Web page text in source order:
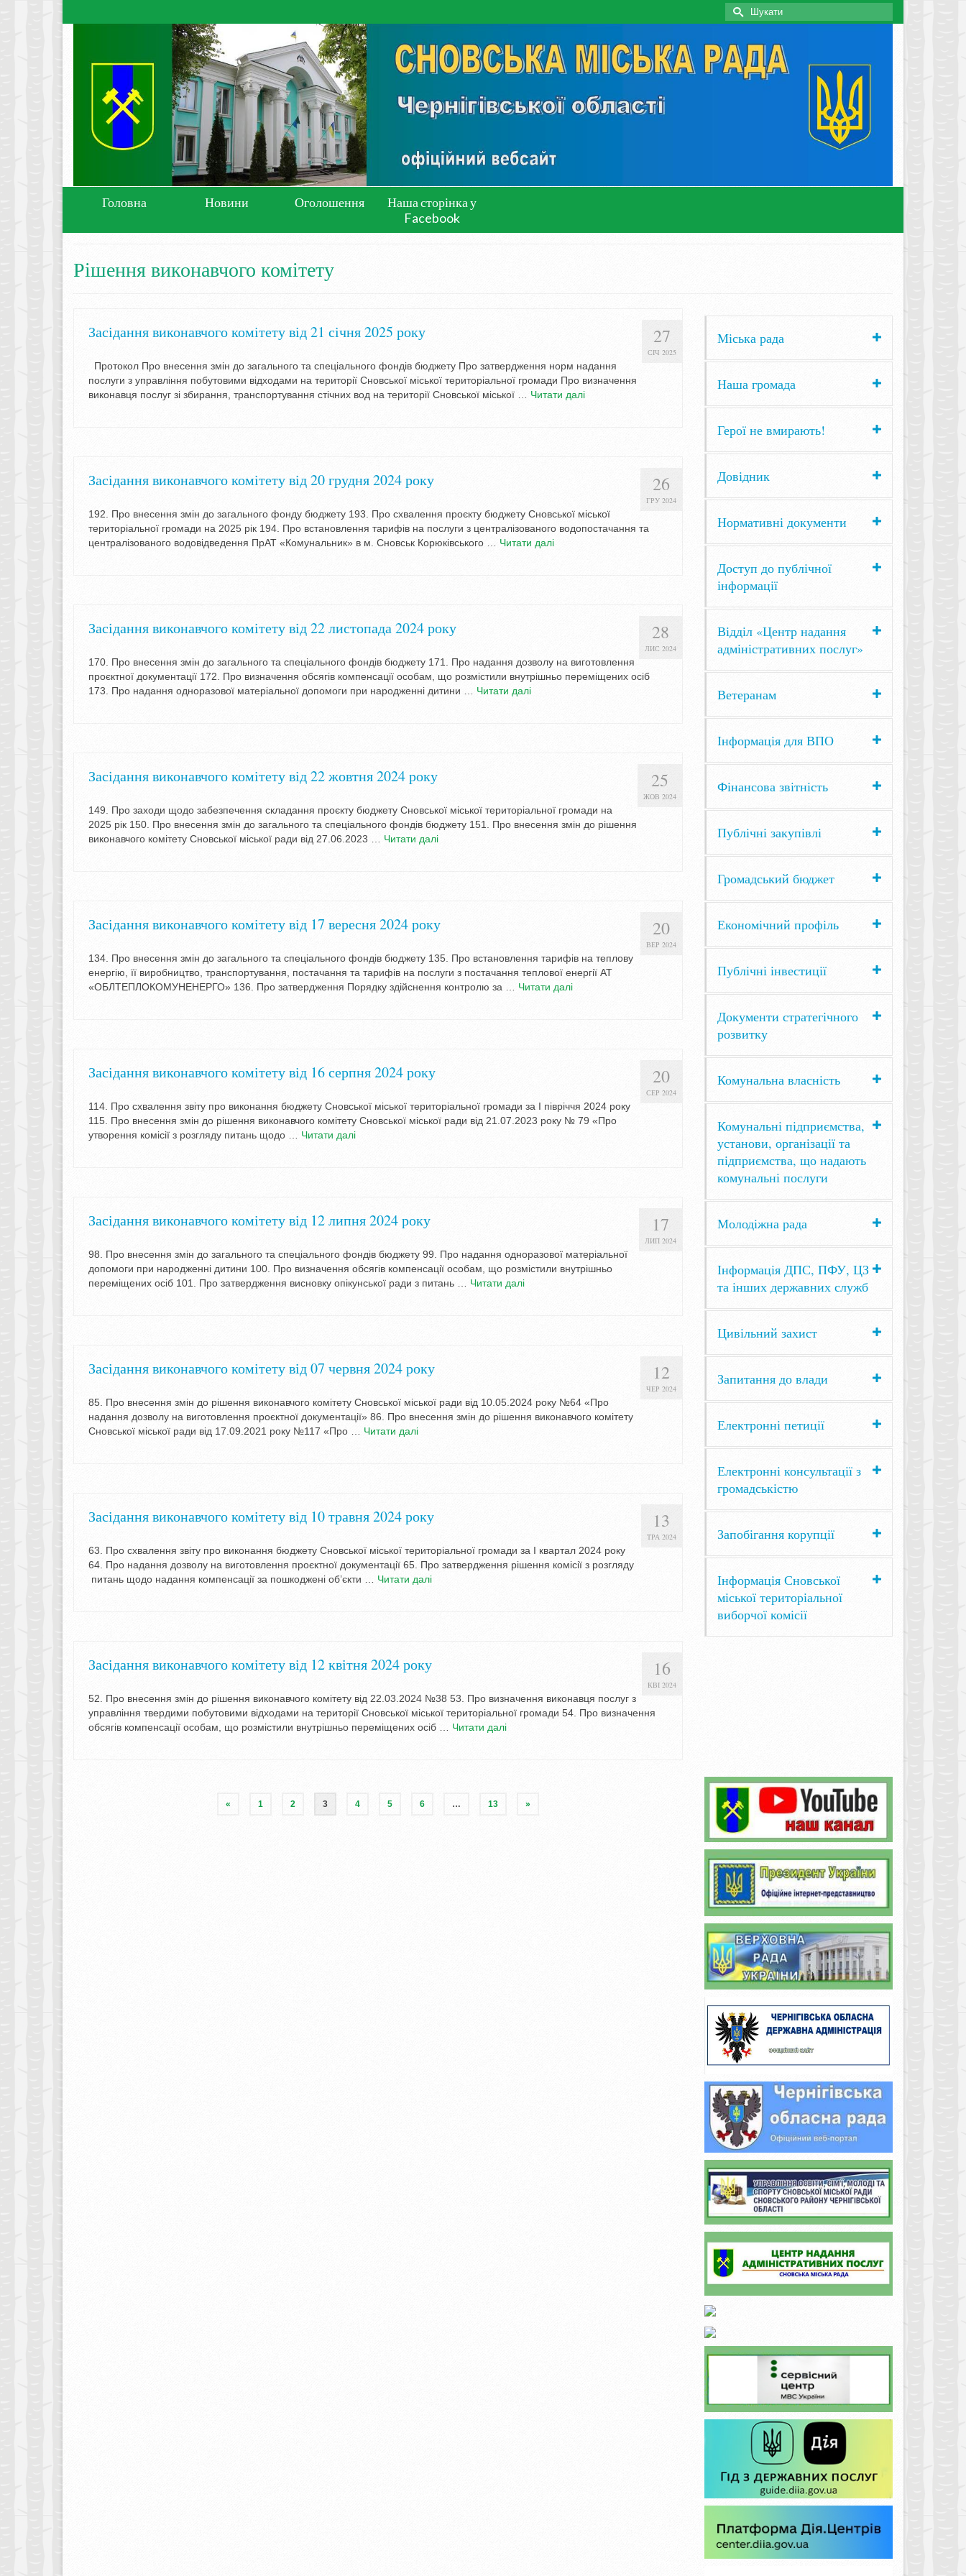
Search
for:
Головна Новини Оголошення
Наша сторінка у
Facebook
Рішення виконавчого комітету
27
СІЧ 2025
Засідання виконавчого комітету від 21 січня 2025 року
Протокол Про внесення змін до загального та спеціального фондів бюджету Про затвердження норм надання
послуги з управління побутовими відходами на території Сновської міської територіальної громади Про визначення
виконавця послуг зі збирання, транспортування стічних вод на території Сновської міської … Читати далі
26
ГРУ 2024
Засідання виконавчого комітету від 20 грудня 2024 року
192. Про внесення змін до загального фонду бюджету 193. Про схвалення проєкту бюджету Сновської міської
територіальної громади на 2025 рік 194. Про встановлення тарифів на послуги з централізованого водопостачання та
централізованого водовідведення ПрАТ «Комунальник» в м. Сновськ Корюківського … Читати далі
28
ЛИС 2024
Засідання виконавчого комітету від 22 листопада 2024 року
170. Про внесення змін до загального та спеціального фондів бюджету 171. Про надання дозволу на виготовлення
проєктної документації 172. Про визначення обсягів компенсації особам, що розмістили внутрішньо переміщених осіб
173. Про надання одноразової матеріальної допомоги при народженні дитини … Читати далі
25
ЖОВ 2024
Засідання виконавчого комітету від 22 жовтня 2024 року
149. Про заходи щодо забезпечення складання проєкту бюджету Сновської міської територіальної громади на
2025 рік 150. Про внесення змін до загального та спеціального фондів бюджету 151. Про внесення змін до рішення
виконавчого комітету Сновської міської ради від 27.06.2023 … Читати далі
20
ВЕР 2024
Засідання виконавчого комітету від 17 вересня 2024 року
134. Про внесення змін до загального та спеціального фондів бюджету 135. Про встановлення тарифів на теплову
енергію, її виробництво, транспортування, постачання та тарифів на послуги з постачання теплової енергії АТ
«ОБЛТЕПЛОКОМУНЕНЕРГО» 136. Про затвердження Порядку здійснення контролю за … Читати далі
20
СЕР 2024
Засідання виконавчого комітету від 16 серпня 2024 року
114. Про схвалення звіту про виконання бюджету Сновської міської територіальної громади за I півріччя 2024 року
115. Про внесення змін до рішення виконавчого комітету Сновської міської ради від 21.07.2023 року № 79 «Про
утворення комісії з розгляду питань щодо … Читати далі
17
ЛИП 2024
Засідання виконавчого комітету від 12 липня 2024 року
98. Про внесення змін до загального та спеціального фондів бюджету 99. Про надання одноразової матеріальної
допомоги при народженні дитини 100. Про визначення обсягів компенсації особам, що розмістили внутрішньо
переміщених осіб 101. Про затвердження висновку опікунської ради з питань … Читати далі
12
ЧЕР 2024
Засідання виконавчого комітету від 07 червня 2024 року
85. Про внесення змін до рішення виконавчого комітету Сновської міської ради від 10.05.2024 року №64 «Про
надання дозволу на виготовлення проєктної документації» 86. Про внесення змін до рішення виконавчого комітету
Сновської міської ради від 17.09.2021 року №117 «Про … Читати далі
13
ТРА 2024
Засідання виконавчого комітету від 10 травня 2024 року
63. Про схвалення звіту про виконання бюджету Сновської міської територіальної громади за І квартал 2024 року
64. Про надання дозволу на виготовлення проєктної документації 65. Про затвердження рішення комісії з розгляду
питань щодо надання компенсації за пошкоджені об’єкти … Читати далі
16
КВІ 2024
Засідання виконавчого комітету від 12 квітня 2024 року
52. Про внесення змін до рішення виконавчого комітету від 22.03.2024 №38 53. Про визначення виконавця послуг з
управління твердими побутовими відходами на території Сновської міської територіальної громади 54. Про визначення
обсягів компенсації особам, що розмістили внутрішньо переміщених осіб … Читати далі
« 1 2 3 4 5 6 … 13 »
Міська рада
Наша громада
Герої не вмирають!
Довідник
Нормативні документи
Доступ до публічної
інформації
Відділ «Центр надання
адміністративних послуг»
Ветеранам
Інформація для ВПО
Фінансова звітність
Публічні закупівлі
Громадський бюджет
Економічний профіль
Публічні інвестиції
Документи стратегічного
розвитку
Комунальна власність
Комунальні підприємства,
установи, організації та
підприємства, що надають
комунальні послуги
Молодіжна рада
Інформація ДПС, ПФУ, ЦЗ
та інших державних служб
Цивільний захист
Запитання до влади
Електронні петиції
Електронні консультації з
громадськістю
Запобігання корупції
Інформація Сновської
міської територіальної
виборчої комісії